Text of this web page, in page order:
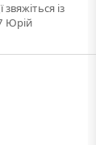
із
Юрій